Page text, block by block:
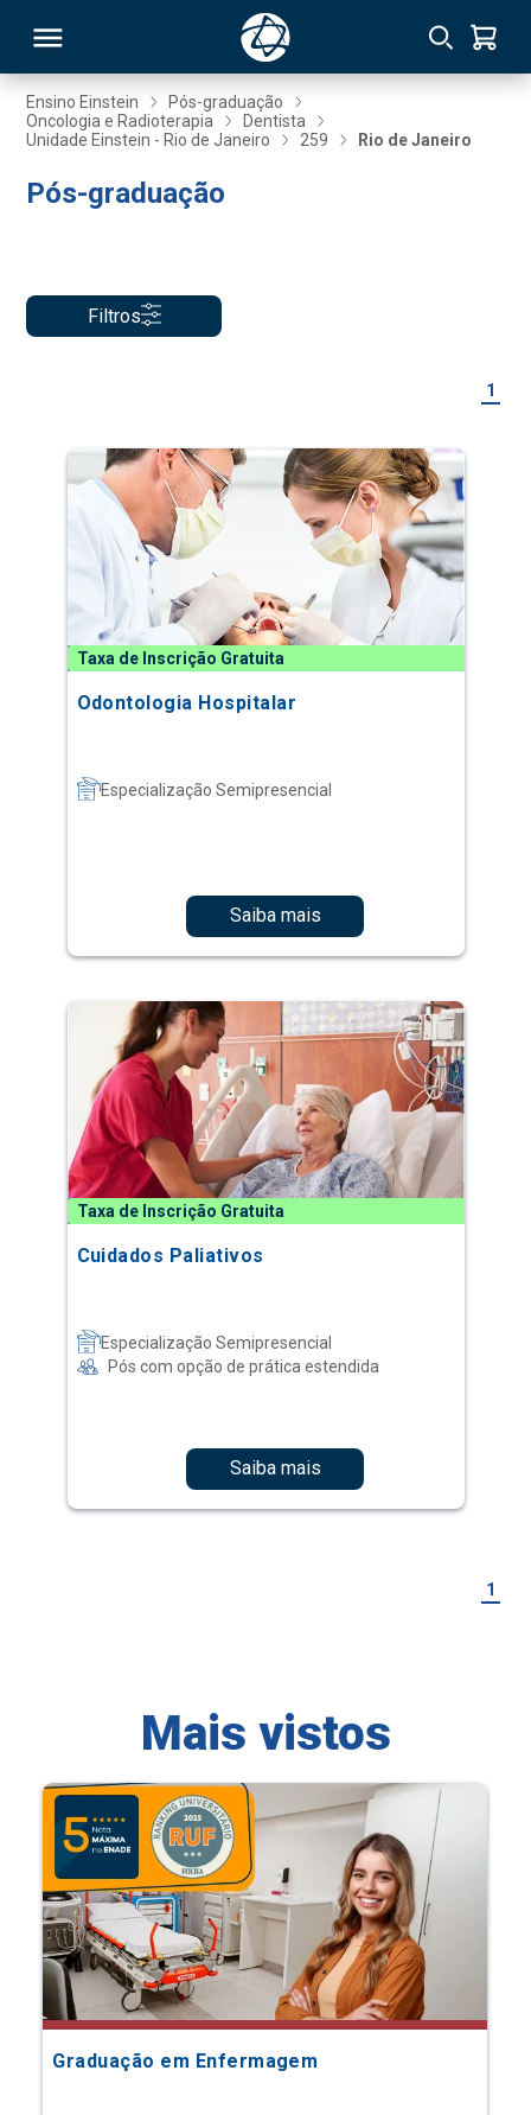
Ensino Einstein
Pós-graduação
Oncologia e Radioterapia
Dentista
Unidade Einstein - Rio de Janeiro
259 Rio de Janeiro
Pós-graduação
Filtros
1
Taxa de Inscrição Gratuita
Odontologia Hospitalar
Especialização Semipresencial
Saiba mais
Taxa de Inscrição Gratuita
Cuidados Paliativos
Especialização Semipresencial
Pós com opção de prática estendida
Saiba mais
1
Mais vistos
Graduação em Enfermagem